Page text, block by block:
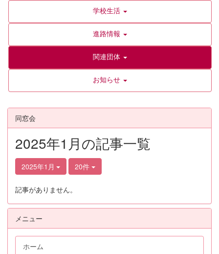
学校生活
進路情報
関連団体
お知らせ
同窓会
2025年1月の記事一覧
2025年1月 20件
記事がありません。
メニュー
ホーム